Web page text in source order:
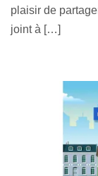
plaisir de
joint à […]